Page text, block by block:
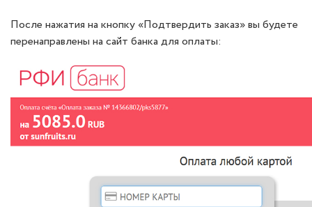
После нажатия на кнопку «Подтвердить заказ» вы будете
перенаправлены на сайт банка для оплаты: